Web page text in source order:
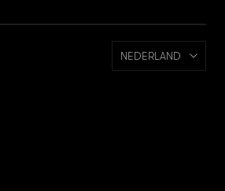
NEDERLAND